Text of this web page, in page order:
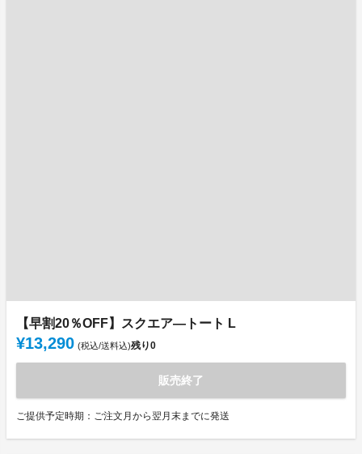
【早割20％OFF】スクエア―トート L
¥13,290 (税込/送料込)残り0
販売終了
ご提供予定時期：ご注文月から翌月末までに発送